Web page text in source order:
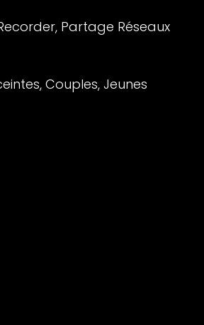
Partage Réseaux
Couples, Jeunes